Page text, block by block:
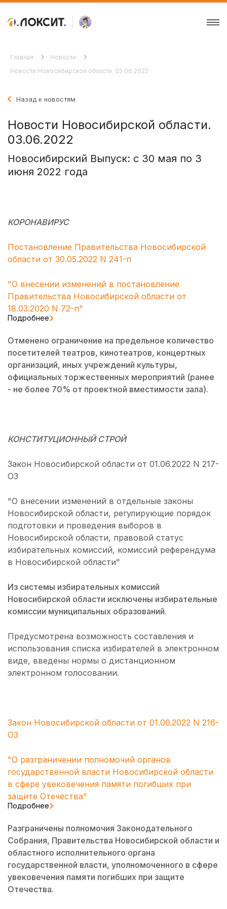
Главная
Новости
Новости Новосибирской области. 03.06.2022
Назад к новостям
Новости Новосибирской области.
03.06.2022
Новосибирский Выпуск: с 30 мая по 3
июня 2022 года
КОРОНАВИРУС
Постановление Правительства Новосибирской
области от 30.05.2022 N 241-п
"О внесении изменений в постановление
Правительства Новосибирской области от
18.03.2020 N 72-п"
Подробнее
Отменено ограничение на предельное количество
посетителей театров, кинотеатров, концертных
организаций, иных учреждений культуры,
официальных торжественных мероприятий (ранее
- не более 70% от проектной вместимости зала).
КОНСТИТУЦИОННЫЙ СТРОЙ
Закон Новосибирской области от 01.06.2022 N 217-
ОЗ
"О внесении изменений в отдельные законы
Новосибирской области, регулирующие порядок
подготовки и проведения выборов в
Новосибирской области, правовой статус
избирательных комиссий, комиссий референдума
в Новосибирской области"
Из системы избирательных комиссий
Новосибирской области исключены избирательные
комиссии муниципальных образований.
Предусмотрена возможность составления и
использования списка избирателей в электронном
виде, введены нормы о дистанционном
электронном голосовании.
Закон Новосибирской области от 01.06.2022 N 216-
ОЗ
"О разграничении полномочий органов
государственной власти Новосибирской области
в сфере увековечения памяти погибших при
защите Отечества"
Подробнее
Разграничены полномочия Законодательного
Собрания, Правительства Новосибирской области и
областного исполнительного органа
государственной власти, уполномоченного в сфере
увековечения памяти погибших при защите
Отечества.